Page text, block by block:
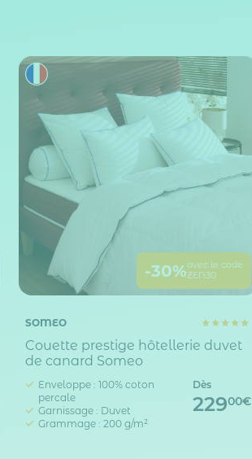
-30%avec le code
ZEN30
SOMEO
Couette prestige hôtellerie duvet
de canard Someo
Enveloppe : 100% coton
percale
Garnissage : Duvet
Grammage : 200 g/m²
Dès
22900€